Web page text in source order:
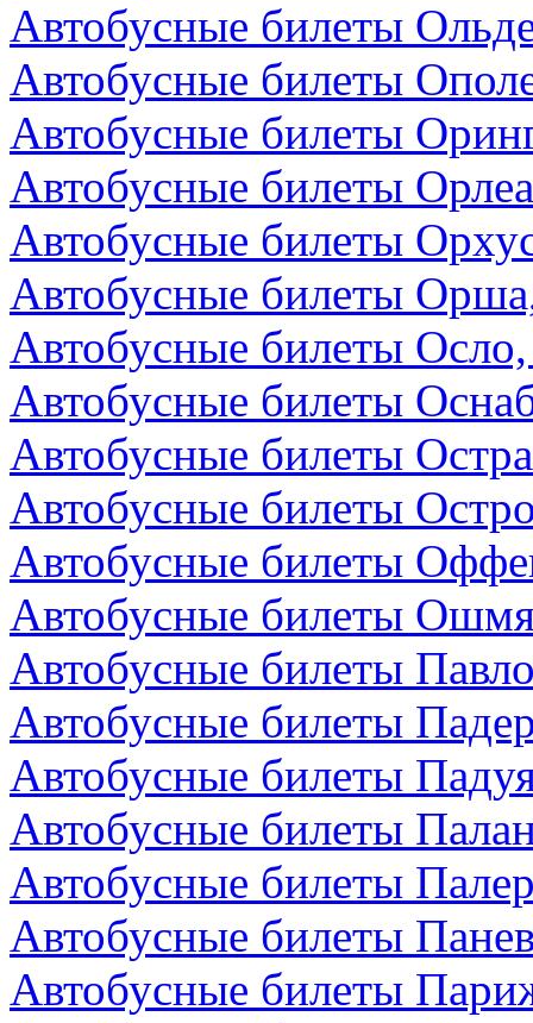
Автобусные билеты
Автобусные билеты
Автобусные билеты
Автобусные билеты
Автобусные билеты
Автобусные билеты
Автобусные билеты
Автобусные билеты
Автобусные билеты
Автобусные билеты
Автобусные билеты
Автобусные билеты
Автобусные билеты
Автобусные билеты
Автобусные билеты
Автобусные билеты
Автобусные билеты
Автобусные билеты
Автобусные билеты